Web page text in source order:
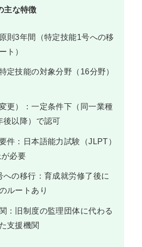
主な特徴
則3年間（特定技能1号への移
ト）
定技能の対象分野（16分野）
更）：一定条件下（同一業種
後以降）で認可
件：日本語能力試験（JLPT）
必要
への移行：育成就労修了後に
ルートあり
：旧制度の監理団体に代わる
支援機関